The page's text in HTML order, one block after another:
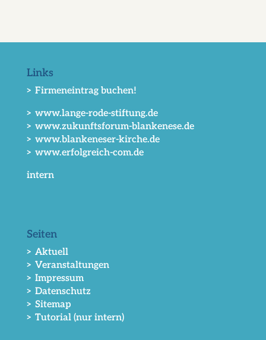
Links
> Firmeneintrag buchen!
> www.lange-rode-stiftung.de
> www.zukunftsforum-blankenese.de
> www.blankeneser-kirche.de
> www.erfolgreich-com.de
intern
Seiten
> Aktuell
> Veranstaltungen
> Impressum
> Datenschutz
> Sitemap
> Tutorial (nur intern)